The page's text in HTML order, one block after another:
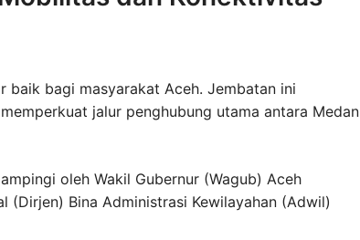
baik bagi masyarakat Aceh. Jembatan ini
jalur penghubung utama antara Medan
oleh Wakil Gubernur (Wagub) Aceh
(Dirjen) Bina Administrasi Kewilayahan (Adwil)